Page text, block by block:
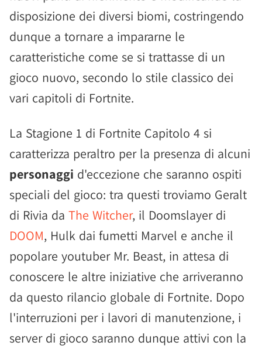
disposizione dei diversi biomi, costringendo
dunque a tornare a impararne le
caratteristiche come se si trattasse di un
gioco nuovo, secondo lo stile classico dei
vari capitoli di Fortnite.
La Stagione 1 di Fortnite Capitolo 4 si
caratterizza peraltro per la presenza di alcuni
personaggi d'eccezione che saranno ospiti
speciali del gioco: tra questi troviamo Geralt
di Rivia da The Witcher, il Doomslayer di
DOOM, Hulk dai fumetti Marvel e anche il
popolare youtuber Mr. Beast, in attesa di
conoscere le altre iniziative che arriveranno
da questo rilancio globale di Fortnite. Dopo
l'interruzioni per i lavori di manutenzione, i
server di gioco saranno dunque attivi con la